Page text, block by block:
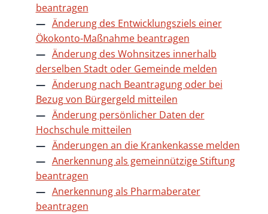
beantragen
Änderung des Entwicklungsziels einer
Ökokonto-Maßnahme beantragen
Änderung des Wohnsitzes innerhalb
derselben Stadt oder Gemeinde melden
Änderung nach Beantragung oder bei
Bezug von Bürgergeld mitteilen
Änderung persönlicher Daten der
Hochschule mitteilen
Änderungen an die Krankenkasse melden
Anerkennung als gemeinnützige Stiftung
beantragen
Anerkennung als Pharmaberater
beantragen